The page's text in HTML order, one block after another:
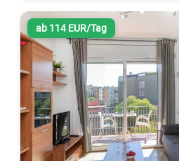
ab 114 EUR/Tag